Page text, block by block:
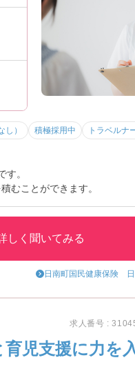
） 積極採用中 トラベルナ
。
むことができます。
しく聞いてみる
日南町国民健康保険
求人番号 :
児支援に力を